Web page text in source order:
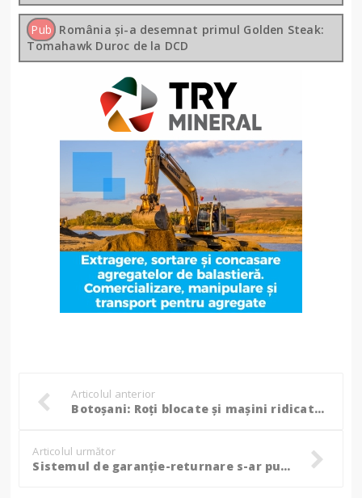
Pub România și-a desemnat primul Golden Steak:
Tomahawk Duroc de la DCD
Articolul anterior
Botoșani: Roți blocate și mașini ridicate de polițiștii locali, șoferi amendați pe capete!
Articolul următor
Sistemul de garanție-returnare s-ar putea extinde. Pentru ce alte tipuri de ambalaje ar putea fi introdusă garanția de 50 de bani!